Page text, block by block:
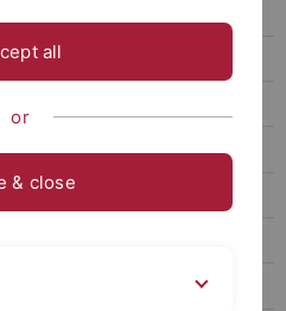
all
or
& close